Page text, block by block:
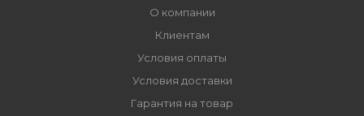
О компании
Клиентам
Условия оплаты
Условия доставки
Гарантия на товар